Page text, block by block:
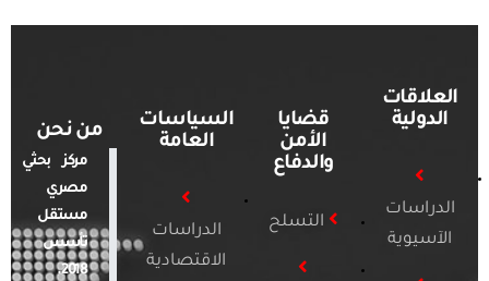
العلاقات
الدولية
الدراسات
الآسيوية
قضايا
الأمن
والدفاع
التسلح
السياسات
العامة
الدراسات
الاقتصادية
من نحن
مركز بحثي
مصري
مستقل
تأسس
2018.